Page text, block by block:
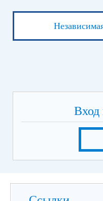
Вход